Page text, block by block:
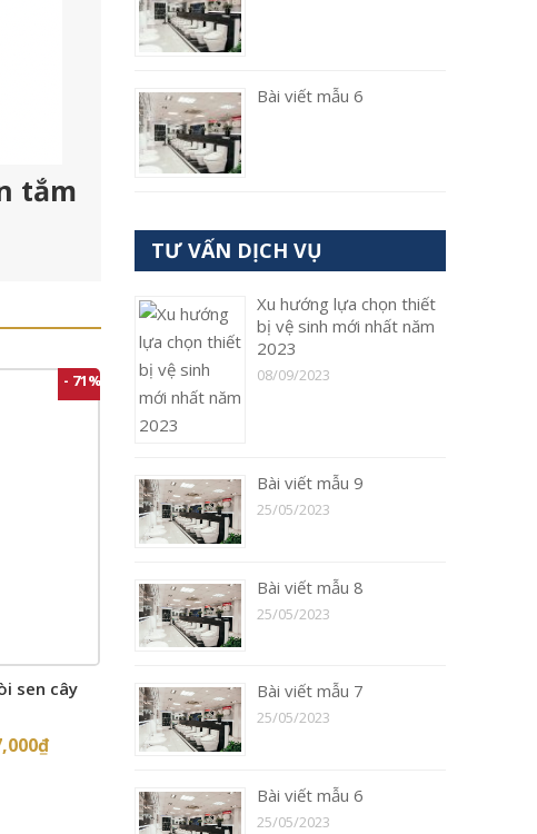
tắm
- 71%
sen cây
₫
Bài viết mẫu 6
TƯ VẤN DỊCH VỤ
Xu hướng lựa chọn thiết
bị vệ sinh mới nhất năm
2023
08/09/2023
Bài viết mẫu 9
25/05/2023
Bài viết mẫu 8
25/05/2023
Bài viết mẫu 7
25/05/2023
Bài viết mẫu 6
25/05/2023